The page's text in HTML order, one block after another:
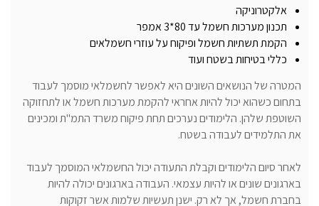
אלקטרוניקה
תכנון מערכות חשמל עד 80*3 אמפר
הקמת תשתיות חשמל ופיקוח על עוזרי חשמלאים
כללי בטיחות בשטח ועוד
המטרה של הנושאים השונים היא לאפשר לחשמלאי מוסמך לעבוד
בתחום כשהוא יכול להיות אחראי להקמת מערכות חשמל או לתחזוקה
השוטפת שלהן. הלימודים נערכים תחת פיקוח משרד התמ"ת ומכינים
את התלמידים לעבודה בשטח.
לאחר סיום הלימודים וקבלת התעודה יכול החשמלאי המוסמך לעבוד
בארגונים שונים או להיות עצמאי. העבודה בארגונים יכולה להיות
בחברת חשמל, אך לא רק. ישנן תעשיות שלמות אשר זקוקות